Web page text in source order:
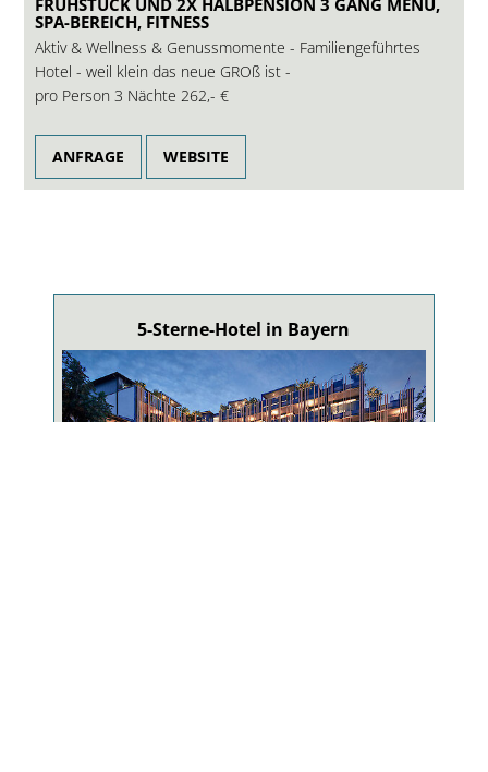
FRÜHSTÜCK UND 2X HALBPENSION 3 GANG MENÜ,
SPA-BEREICH, FITNESS
Aktiv & Wellness & Genussmomente - Familiengeführtes
Hotel - weil klein das neue GROß ist -
pro Person 3 Nächte 262,- €
ANFRAGE WEBSITE
5-Sterne-Hotel in Bayern